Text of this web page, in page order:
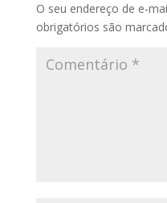
O seu endereço de e-
obrigatórios são